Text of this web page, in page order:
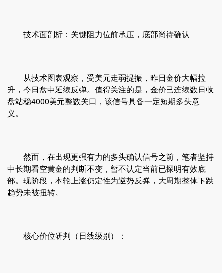
技术面剖析：关键阻力位前承压，底部尚待确认
从技术图表观察，受美元走弱提振，昨日金价大幅拉
升，今日盘中延续反弹。值得关注的是，金价已连续数日收
盘站稳4000美元整数关口，该信号具备一定短期多头意
义。
然而，在出现更强有力的多头确认信号之前，笔者坚持
中长期看空黄金的判断不变，暂不认定当前已探明有效底
部。现阶段，本轮上涨仍定性为逆势反弹，大周期整体下跌
趋势未被扭转。
核心价位研判（日线级别）：